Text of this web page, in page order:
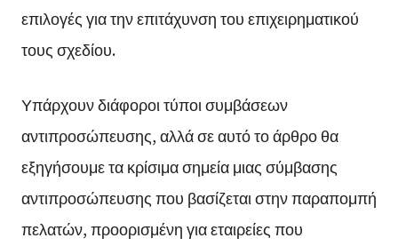
επιλογές για την επιτάχυνση του επιχειρηματικού
τους σχεδίου.
Υπάρχουν διάφοροι τύποι συμβάσεων
αντιπροσώπευσης, αλλά σε αυτό το άρθρο θα
εξηγήσουμε τα κρίσιμα σημεία μιας σύμβασης
αντιπροσώπευσης που βασίζεται στην παραπομπή
πελατών, προορισμένη για εταιρείες που